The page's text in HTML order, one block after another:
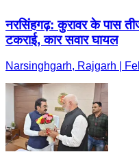
नरसिंहगढ़: कुरावर के पास
टकराई, कार सवार घायल
Narsinghgarh, Rajgarh |